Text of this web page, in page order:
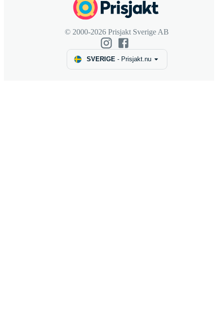
© 2000-2026 Prisjakt Sverige AB
SVERIGE- Prisjakt.nu